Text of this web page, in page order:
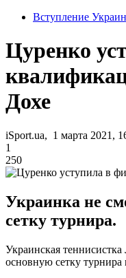
Вступление
Цуренко
Дохе
iSport.ua, 1 марта 2021,
1
250
Украинка не
сетку турнира.
Украинская
основную сетку турнира